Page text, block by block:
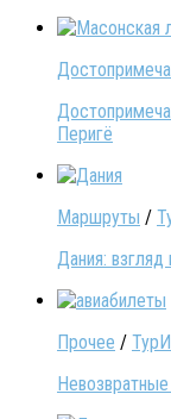
Перигё
Маршруты /
Дания: взгляд
Прочее /